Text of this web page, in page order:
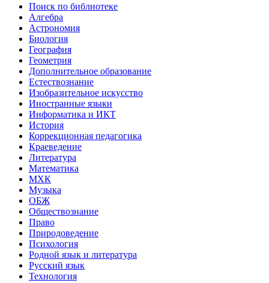
Поиск по библиотеке
Алгебра
Астрономия
Биология
География
Геометрия
Дополнительное образование
Естествознание
Изобразительное искусство
Иностранные языки
Информатика и ИКТ
История
Коррекционная педагогика
Краеведение
Литература
Математика
МХК
Музыка
ОБЖ
Обществознание
Право
Природоведение
Психология
Родной язык и литература
Русский язык
Технология